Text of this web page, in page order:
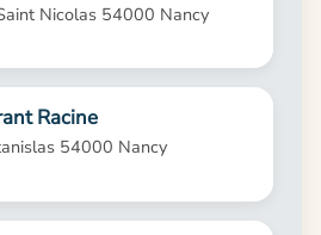
Nicolas 54000 Nancy
Racine
54000 Nancy